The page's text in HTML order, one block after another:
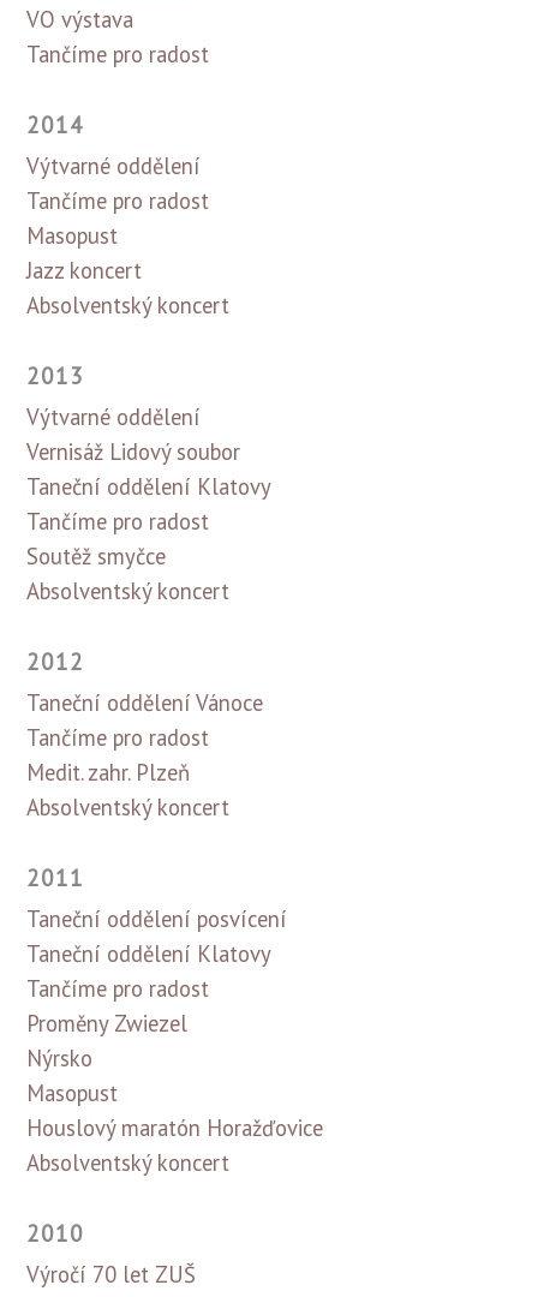
VO výstava
Tančíme pro radost
2014
Výtvarné oddělení
Tančíme pro radost
Masopust
Jazz koncert
Absolventský koncert
2013
Výtvarné oddělení
Vernisáž Lidový soubor
Taneční oddělení Klatovy
Tančíme pro radost
Soutěž smyčce
Absolventský koncert
2012
Taneční oddělení Vánoce
Tančíme pro radost
Medit. zahr. Plzeň
Absolventský koncert
2011
Taneční oddělení posvícení
Taneční oddělení Klatovy
Tančíme pro radost
Proměny Zwiezel
Nýrsko
Masopust
Houslový maratón Horažďovice
Absolventský koncert
2010
Výročí 70 let ZUŠ